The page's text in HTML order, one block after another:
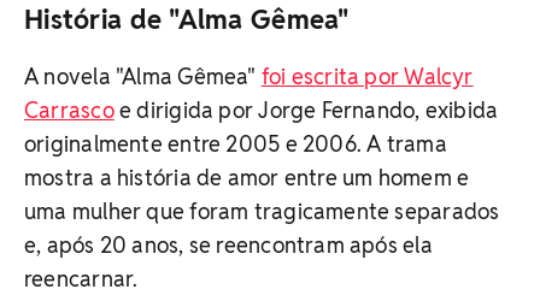
História de "Alma Gêmea"
A novela "Alma Gêmea" foi escrita por Walcyr
Carrascoe dirigida por Jorge Fernando, exibida
originalmente entre 2005 e 2006. A trama
mostra a história de amor entre um homem e
uma mulher que foram tragicamente separados
e, após 20 anos, se reencontram após ela
reencarnar.